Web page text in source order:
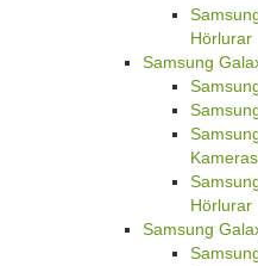
Hörlurar
Samsung
Hörlurar
Samsung